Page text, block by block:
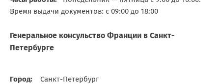
Время выдачи документов: с 09:00 до 18:00
Генеральное консульство Франции в Санкт-
Петербурге
Город: Санкт-Петербург